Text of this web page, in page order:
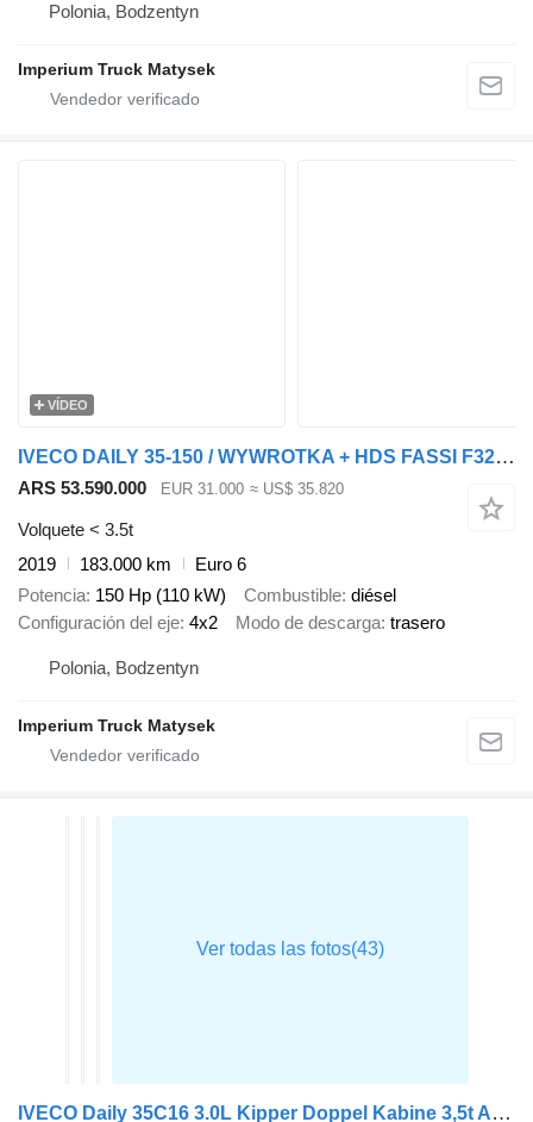
Polonia, Bodzentyn
Imperium Truck Matysek
VÍDEO
IVECO DAILY 35-150 / WYWROTKA + HDS FASSI F32A / MAX 995 KG UDŹWIG / W
ARS 53.590.000 EUR 31.000 ≈ US$ 35.820
Volquete < 3.5t
2019
183.000 km
Euro 6
Potencia 150 Hp (110 kW) Combustible diésel
Configuración del eje 4x2 Modo de descarga trasero
Polonia, Bodzentyn
Imperium Truck Matysek
IVECO Daily 35C16 3.0L Kipper Doppel Kabine 3,5t AHK Doppelbereifung N